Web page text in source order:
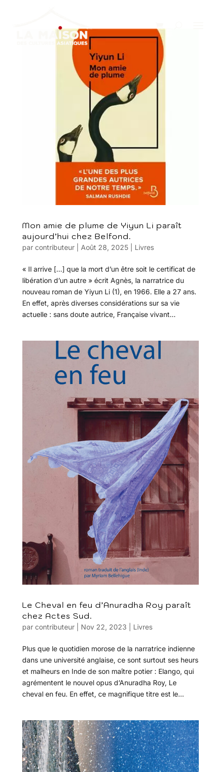
Mon amie de plume de Yiyun Li paraît
aujourd’hui chez Belfond.
par contributeur| Août 28, 2025| Livres
« Il arrive […] que la mort d’un être soit le certificat de
libération d’un autre » écrit Agnès, la narratrice du
nouveau roman de Yiyun Li (1), en 1966. Elle a 27 ans.
En effet, après diverses considérations sur sa vie
actuelle : sans doute autrice, Française vivant...
Le Cheval en feu d’Anuradha Roy paraît
chez Actes Sud.
par contributeur| Nov 22, 2023 Livres
Plus que le quotidien morose de la narratrice indienne
dans une université anglaise, ce sont surtout ses heurs
et malheurs en Inde de son maître potier : Elango, qui
agrémentent le nouvel opus d’Anuradha Roy, Le
cheval en feu. En effet, ce magnifique titre est le...